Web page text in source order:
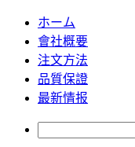
ホーム
會社概要
注文方法
品質保證
最新情报